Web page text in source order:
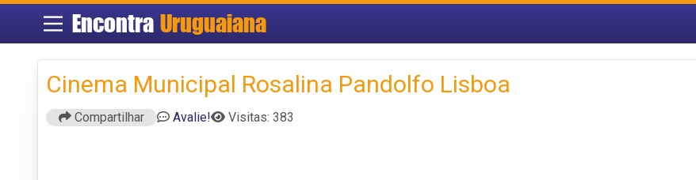
Encontra Uruguaiana
Cinema Municipal Rosalina Pandolfo Lisboa
Compartilhar Avalie! Visitas: 383